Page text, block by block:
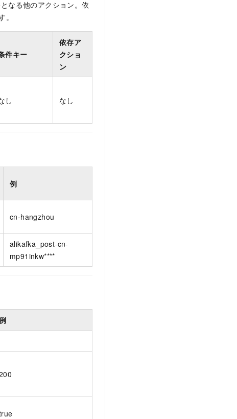
なる他のアクション。依
件キー
依存ア
クショ
ン
し なし
例
cn-hangzhou
alikafka_post-cn-
mp91inkw****